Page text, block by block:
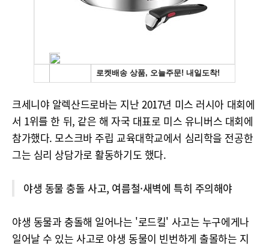
크세니야 알렉산드로바는 지난 2017년 미스 러시아 대회에
서 1위를 한 뒤, 같은 해 자국 대표로 미스 유니버스 대회에
참가했다. 모스크바 주립 교육대학교에서 심리학을 전공한
그는 심리 상담가로 활동하기도 했다.
야생 동물 충돌 사고, 여름철·새벽에 특히 주의해야
야생 동물과 충돌해 일어나는 '로드킬' 사고는 누구에게나
일어날 수 있는 사고로 야생 동물이 빈번하게 출몰하는 지